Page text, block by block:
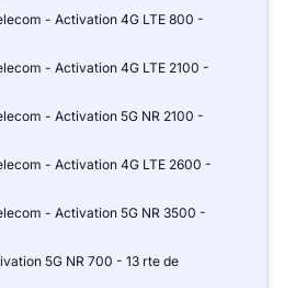
- Activation 4G LTE 800 -
- Activation 4G LTE 2100 -
- Activation 5G NR 2100 -
- Activation 4G LTE 2600 -
- Activation 5G NR 3500 -
5G NR 700 - 13 rte de